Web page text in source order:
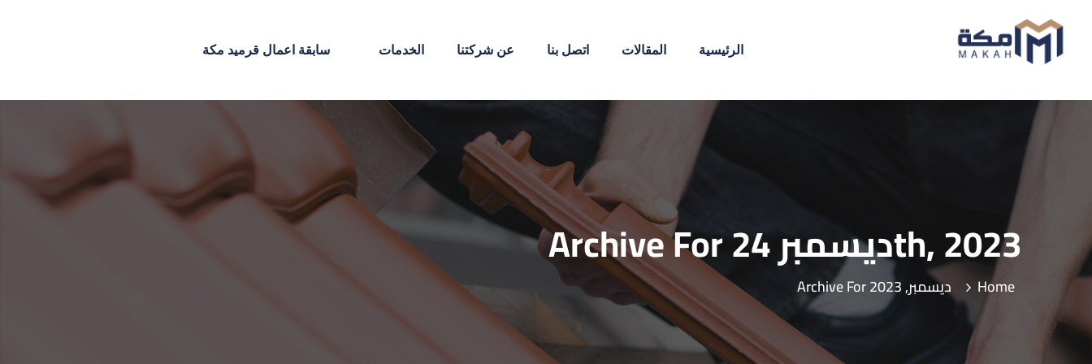
الرئيسية المقالات اتصل بنا عن شركتنا الخدمات سابقة اعمال قرميد مكة
Archive For ديسمبر 24th, 2023
Home Archive For ديسمبر, 2023